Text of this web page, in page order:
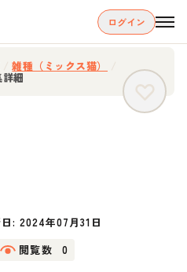
ログイン
雑種（ミックス猫）
詳細
: 2024年07月31日
閲覧数 0